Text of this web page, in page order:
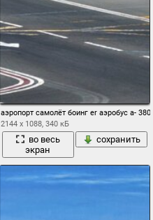
аэропорт самолёт боинг er аэробус а- 380
2144 x 1088, 340 кБ
во весь
экран
сохранить